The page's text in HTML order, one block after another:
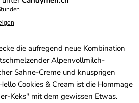
die aufregend neue Kombination
Alpenvollmilch-
Sahne-Creme und knusprigen
Cookies & Cream ist die Hommage
Keks" mit dem gewissen Etwas.